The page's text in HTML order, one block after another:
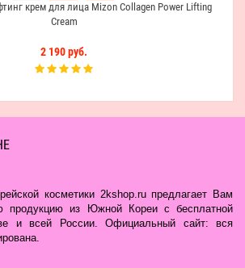
крем для лица Mizon Collagen Power Lifting
Cream
2 190 руб.
косметики 2kshop.ru предлагает Вам
продукцию из Южной Кореи с бесплатной
и всей России. Официальный сайт: вся